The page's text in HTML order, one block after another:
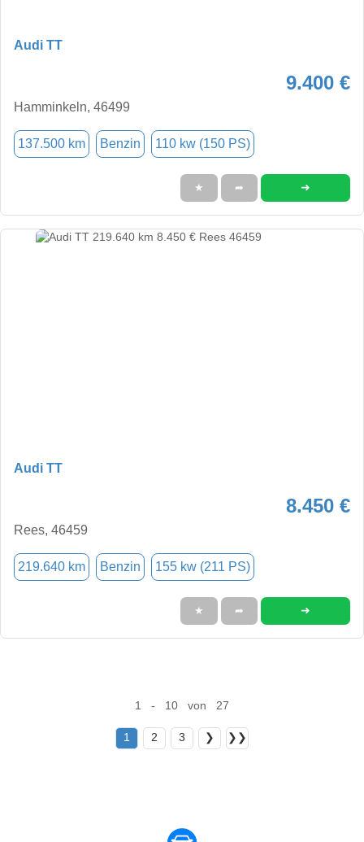
Audi TT
9.400 €
Hamminkeln, 46499
137.500 km Benzin 110 kw (150 PS)
★ ➦ ➜
Audi TT
8.450 €
Rees, 46459
219.640 km Benzin 155 kw (211 PS)
★ ➦ ➜
1 - 10 von 27
1 2 3 ❯ ❯❯